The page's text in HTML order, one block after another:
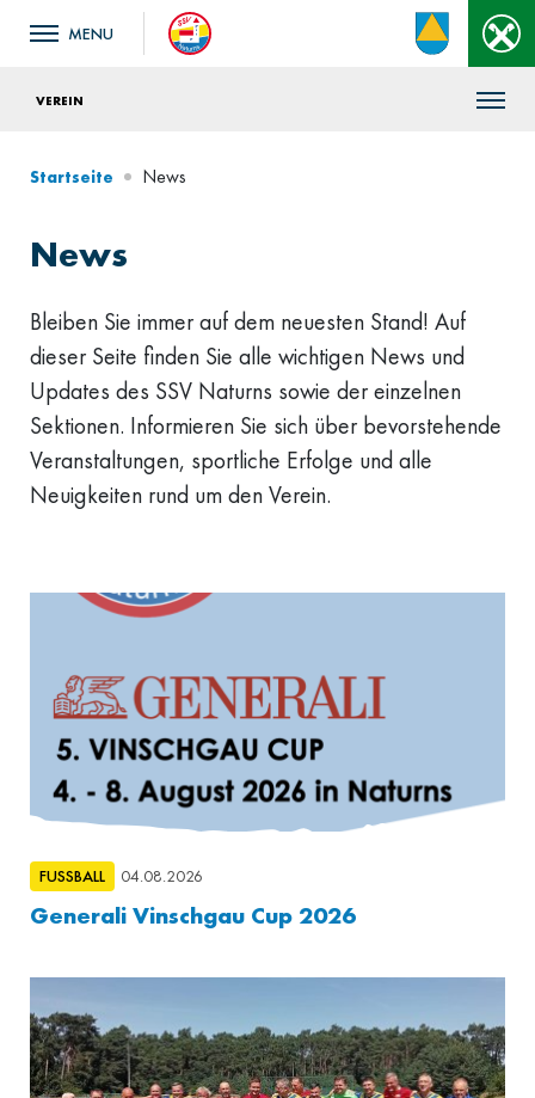
VEREIN
Startseite News
News
Bleiben Sie immer auf dem neuesten Stand! Auf
dieser Seite finden Sie alle wichtigen News und
Updates des SSV Naturns sowie der einzelnen
Sektionen. Informieren Sie sich über bevorstehende
Veranstaltungen, sportliche Erfolge und alle
Neuigkeiten rund um den Verein.
FUSSBALL 04.08.2026
Generali Vinschgau Cup 2026